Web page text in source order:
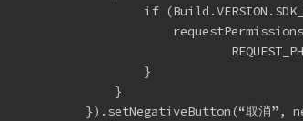
if
}
}
}).setNegativeButton(“取消”,